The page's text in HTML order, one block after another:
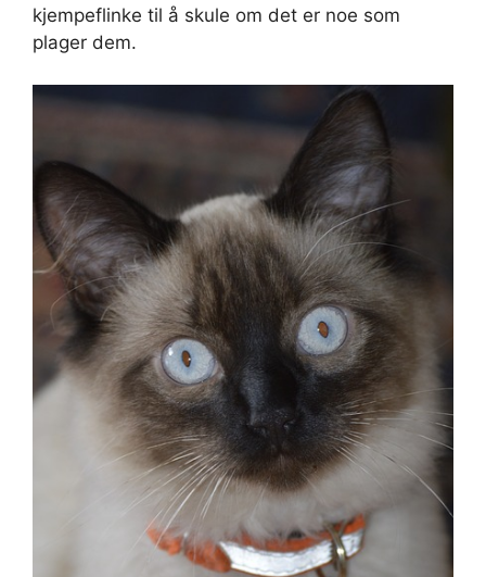
kjempeflinke til å skule om det er noe som
plager dem.